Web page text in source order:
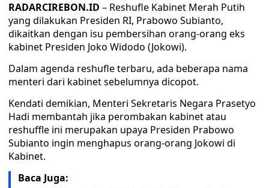
RADARCIREBON.ID – Reshufle Kabinet Merah Putih
yang dilakukan Presiden RI, Prabowo Subianto,
dikaitkan dengan isu pembersihan orang-orang eks
kabinet Presiden Joko Widodo (Jokowi).
Dalam agenda reshufle terbaru, ada beberapa nama
menteri dari kabinet sebelumnya dicopot.
Kendati demikian, Menteri Sekretaris Negara Prasetyo
Hadi membantah jika perombakan kabinet atau
reshuffle ini merupakan upaya Presiden Prabowo
Subianto ingin menghapus orang-orang Jokowi di
Kabinet.
Baca Juga: